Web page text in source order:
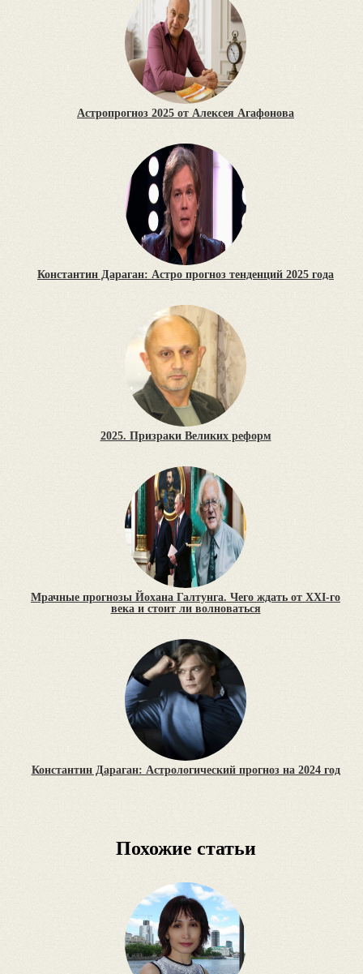
Астропрогноз 2025 от Алексея Агафонова
Константин Дараган: Астро прогноз тенденций 2025 года
2025. Призраки Великих реформ
Мрачные прогнозы Йохана Галтунга. Чего ждать от XXI-го
века и стоит ли волноваться
Константин Дараган: Астрологический прогноз на 2024 год
Похожие статьи